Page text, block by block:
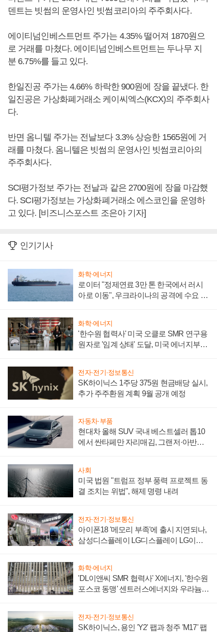
덴트는 빗썸의 운영사인 빗썸코리아의 주주회사다.
에이티넘인베스트먼트 주가는 4.35% 떨어져 1870원으
로 거래를 마쳤다. 에이티넘인베스트먼트는 두나무 지
분 6.75%를 들고 있다.
한일진공 주가는 4.66% 하락한 900원에 장을 끝냈다. 한
일진공은 가상화폐거래소 케이씨엑스(KCX)의 주주회사
다.
반면 옴니텔 주가는 전날보다 3.3% 상승한 1565원에 거
래를 마쳤다. 옴니텔은 빗썸의 운영사인 빗썸코리아의
주주회사다.
SCI평가정보 주가는 전날과 같은 2700원에 장을 마감했
다. SCI평가정보는 가상화폐거래소 에스코인을 운영하
고 있다. [비즈니스포스트 조은아 기자]
인기기사
화학·에너지
로이터 "정제연료 3만 톤 한국에서 러시
아로 이동", 우크라이나의 공격에 수요 늘
화학·에너지
'한수원 협력사' 미국 오클로 SMR 연구용
원자로 '임계 상태' 도달, 미국 에너지부
전자·전기·정보통신
SK하이닉스 1주당 375원 현금배당 실시,
추가 주주환원 계획 9월 공개 예정
자동차·부품
현대차 올해 SUV 국내 베스트셀러 톱10
에서 싼타페만 자리매김, 그랜저·아반떼
사회
미국 법원 "트럼프 정부 풍력 프로젝트 동
결 조치는 위법", 해제 명령 내려
전자·전기·정보통신
아이폰18 '메모리 부족'에 출시 지연되나,
삼성디스플레이 LG디스플레이 LG이노
화학·에너지
'DL이앤씨 SMR 협력사' X에너지, '한수원
포스코 동맹' 센트러스에너지와 우라늄
전자·전기·정보통신
SK하이닉스, 용인 'Y2' 팹과 청주 'M17' 팹